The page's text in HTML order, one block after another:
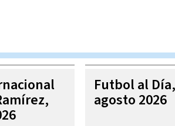
Futbol al
agosto 2026